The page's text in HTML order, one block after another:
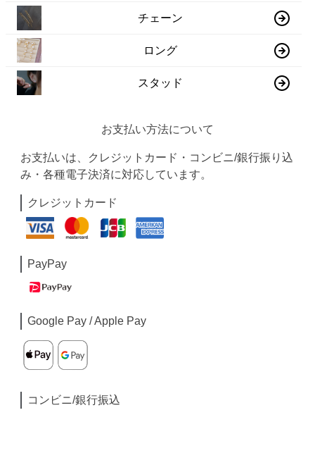
チェーン
ロング
スタッド
お支払い方法について
お支払いは、クレジットカード・コンビニ/銀行振り込
み・各種電子決済に対応しています。
クレジットカード
PayPay
Google Pay / Apple Pay
コンビニ/銀行振込